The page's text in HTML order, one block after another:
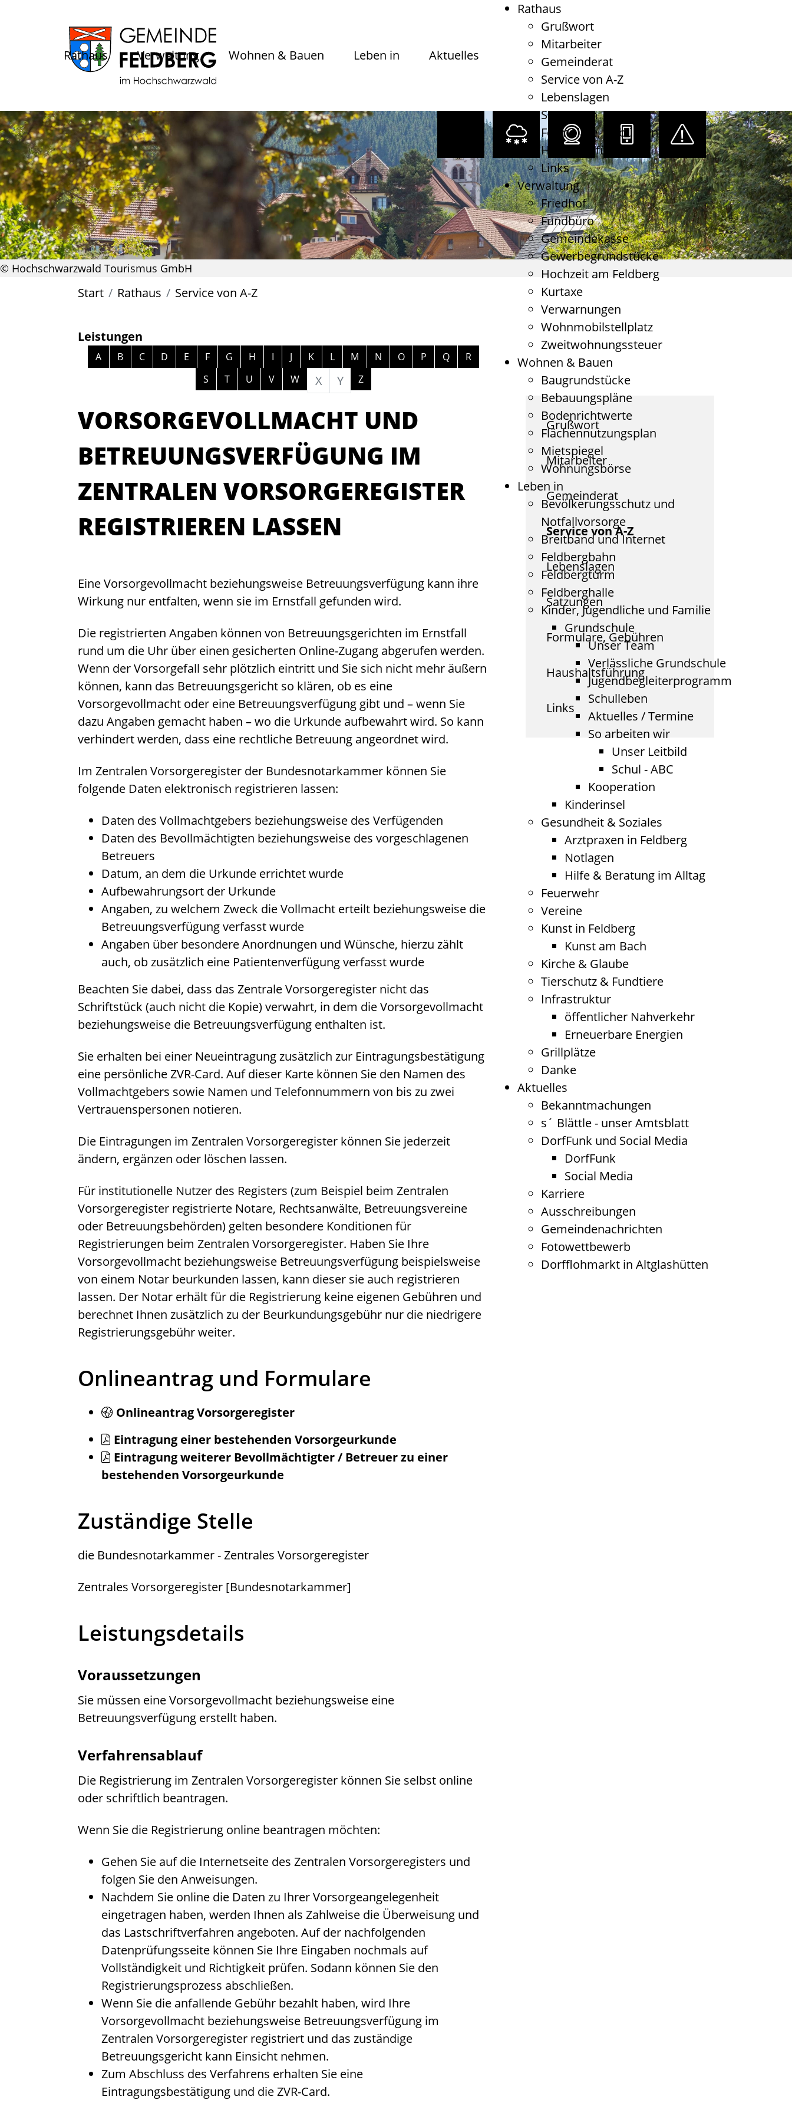
Rathaus Verwaltung Wohnen & Bauen Leben in Aktuelles
Rathaus
Grußwort
Mitarbeiter
Gemeinderat
Service von A-Z
Lebenslagen
Satzungen
Formulare, Gebühren
Haushaltsführung
Links
Verwaltung
Friedhof
Fundbüro
Gemeindekasse
Gewerbegrundstücke
Hochzeit am Feldberg
Kurtaxe
Verwarnungen
Wohnmobilstellplatz
Zweitwohnungssteuer
Wohnen & Bauen
Baugrundstücke
Bebauungspläne
Bodenrichtwerte
Flächennutzungsplan
Mietspiegel
Wohnungsbörse
Leben in
Bevölkerungsschutz und
Notfallvorsorge
Breitband und Internet
Feldbergbahn
Feldbergturm
Feldberghalle
Kinder, Jugendliche und Familie
Grundschule
Unser Team
Verlässliche Grundschule
Jugendbegleiterprogramm
Schulleben
Aktuelles / Termine
So arbeiten wir
Unser Leitbild
Schul - ABC
Kooperation
Kinderinsel
Gesundheit & Soziales
Arztpraxen in Feldberg
Notlagen
Hilfe & Beratung im Alltag
Feuerwehr
Vereine
Kunst in Feldberg
Kunst am Bach
Kirche & Glaube
Tierschutz & Fundtiere
Infrastruktur
öffentlicher Nahverkehr
Erneuerbare Energien
Grillplätze
Danke
Aktuelles
Bekanntmachungen
s´ Blättle - unser Amtsblatt
DorfFunk und Social Media
DorfFunk
Social Media
Karriere
Ausschreibungen
Gemeindenachrichten
Fotowettbewerb
Dorfflohmarkt in Altglashütten
© Hochschwarzwald Tourismus GmbH
Start Rathaus Service von A-Z
Leistungen
Alphabetisches Register überspringen
A B C D E F G H I J K L M N O P Q
R
S
T U V W X Y Z
VORSORGEVOLLMACHT UND
BETREUUNGSVERFÜGUNG IM
ZENTRALEN VORSORGEREGISTER
REGISTRIEREN LASSEN
Eine Vorsorgevollmacht beziehungsweise Betreuungsverfügung kann ihre
Wirkung nur entfalten, wenn sie im Ernstfall gefunden wird.
Die registrierten Angaben können von Betreuungsgerichten im Ernstfall
rund um die Uhr über einen gesicherten Online-Zugang abgerufen werden.
Wenn der Vorsorgefall sehr plötzlich eintritt und Sie sich nicht mehr äußern
können, kann das Betreuungsgericht so klären, ob es eine
Vorsorgevollmacht oder eine Betreuungsverfügung gibt und – wenn Sie
dazu Angaben gemacht haben – wo die Urkunde aufbewahrt wird. So kann
verhindert werden, dass eine rechtliche Betreuung angeordnet wird.
Im Zentralen Vorsorgeregister der Bundesnotarkammer können Sie
folgende Daten elektronisch registrieren lassen:
Daten des Vollmachtgebers beziehungsweise des Verfügenden
Daten des Bevollmächtigten beziehungsweise des vorgeschlagenen
Betreuers
Datum, an dem die Urkunde errichtet wurde
Aufbewahrungsort der Urkunde
Angaben, zu welchem Zweck die Vollmacht erteilt beziehungsweise die
Betreuungsverfügung verfasst wurde
Angaben über besondere Anordnungen und Wünsche, hierzu zählt
auch, ob zusätzlich eine Patientenverfügung verfasst wurde
Beachten Sie dabei, dass das Zentrale Vorsorgeregister nicht das
Schriftstück (auch nicht die Kopie) verwahrt, in dem die Vorsorgevollmacht
beziehungsweise die Betreuungsverfügung enthalten ist.
Sie erhalten bei einer Neueintragung zusätzlich zur Eintragungsbestätigung
eine persönliche ZVR-Card. Auf dieser Karte können Sie den Namen des
Vollmachtgebers sowie Namen und Telefonnummern von bis zu zwei
Vertrauenspersonen notieren.
Die Eintragungen im Zentralen Vorsorgeregister können Sie jederzeit
ändern, ergänzen oder löschen lassen.
Für institutionelle Nutzer des Registers (zum Beispiel beim Zentralen
Vorsorgeregister registrierte Notare, Rechtsanwälte, Betreuungsvereine
oder Betreuungsbehörden) gelten besondere Konditionen für
Registrierungen beim Zentralen Vorsorgeregister. Haben Sie Ihre
Vorsorgevollmacht beziehungsweise Betreuungsverfügung beispielsweise
von einem Notar beurkunden lassen, kann dieser sie auch registrieren
lassen. Der Notar erhält für die Registrierung keine eigenen Gebühren und
berechnet Ihnen zusätzlich zu der Beurkundungsgebühr nur die niedrigere
Registrierungsgebühr weiter.
Onlineantrag und Formulare
Onlineantrag Vorsorgeregister
Eintragung einer bestehenden Vorsorgeurkunde
Eintragung weiterer Bevollmächtigter / Betreuer zu einer
bestehenden Vorsorgeurkunde
Zuständige Stelle
die Bundesnotarkammer - Zentrales Vorsorgeregister
Zentrales Vorsorgeregister [Bundesnotarkammer]
Leistungsdetails
Voraussetzungen
Sie müssen eine Vorsorgevollmacht beziehungsweise eine
Betreuungsverfügung erstellt haben.
Verfahrensablauf
Die Registrierung im Zentralen Vorsorgeregister können Sie selbst online
oder schriftlich beantragen.
Wenn Sie die Registrierung online beantragen möchten:
Gehen Sie auf die Internetseite des Zentralen Vorsorgeregisters und
folgen Sie den Anweisungen.
Nachdem Sie online die Daten zu Ihrer Vorsorgeangelegenheit
eingetragen haben, werden Ihnen als Zahlweise die Überweisung und
das Lastschriftverfahren angeboten. Auf der nachfolgenden
Datenprüfungsseite können Sie Ihre Eingaben nochmals auf
Vollständigkeit und Richtigkeit prüfen. Sodann können Sie den
Registrierungsprozess abschließen.
Wenn Sie die anfallende Gebühr bezahlt haben, wird Ihre
Vorsorgevollmacht beziehungsweise Betreuungsverfügung im
Zentralen Vorsorgeregister registriert und das zuständige
Betreuungsgericht kann Einsicht nehmen.
Zum Abschluss des Verfahrens erhalten Sie eine
Eintragungsbestätigung und die ZVR-Card.
Grußwort
Mitarbeiter
Gemeinderat
Service von A-Z
Lebenslagen
Satzungen
Formulare, Gebühren
Haushaltsführung
Links